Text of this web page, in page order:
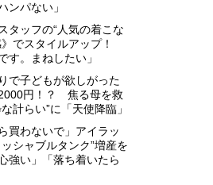
ンパない」
タッフの“人気の着こな
でスタイルアップ！
す。まねしたい」
で子どもが欲しがった
円！？ 焦る母を救
計らい”に「天使降臨」
買わないで」アイラッ
シャブルタンク”増産を
強い」「落ち着いたら